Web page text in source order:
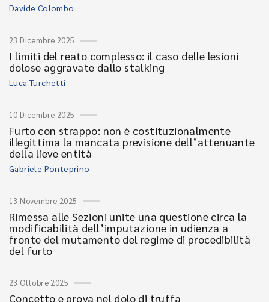
Davide Colombo
23 Dicembre 2025
I limiti del reato complesso: il caso delle lesioni
dolose aggravate dallo stalking
Luca Turchetti
10 Dicembre 2025
Furto con strappo: non è costituzionalmente
illegittima la mancata previsione dell’attenuante
della lieve entità
Gabriele Ponteprino
13 Novembre 2025
Rimessa alle Sezioni unite una questione circa la
modificabilità dell’imputazione in udienza a
fronte del mutamento del regime di procedibilità
del furto
23 Ottobre 2025
Concetto e prova nel dolo di truffa